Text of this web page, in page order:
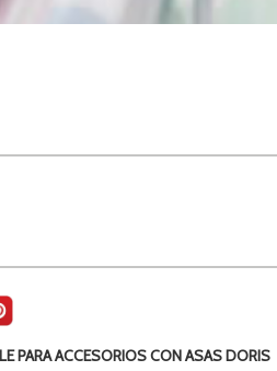
PARA ACCESORIOS CON ASAS DORIS